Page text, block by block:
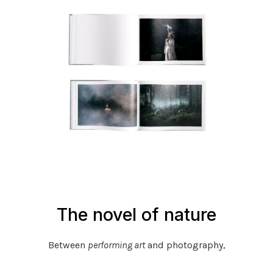
The novel of nature
Between performing artand photography,